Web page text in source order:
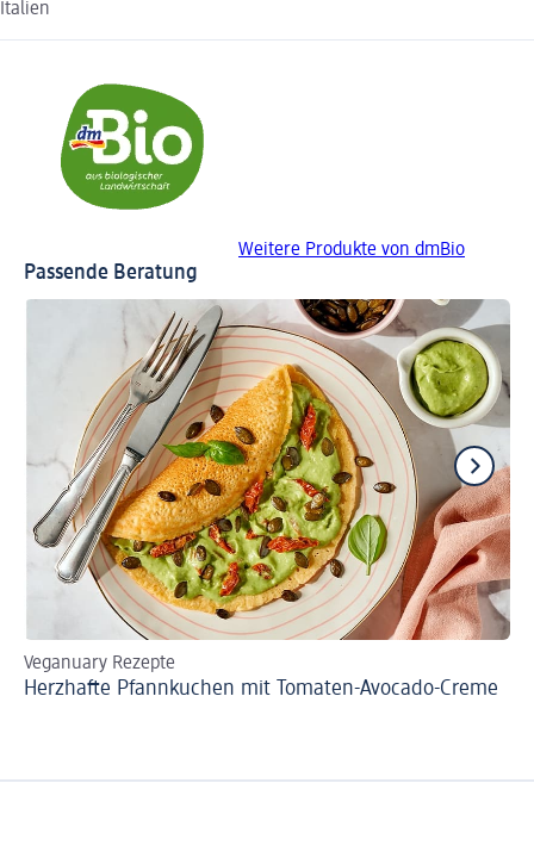
Italien
Weitere Produkte von dmBio
Passende Beratung
Veganuary Rezepte
Herzhafte Pfannkuchen mit Tomaten-Avocado-Creme